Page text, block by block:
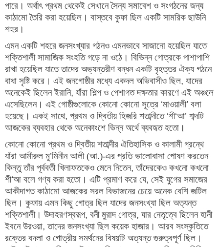
পারে। অর্থাৎ প্রথম থেকেই সেখানে সৈন্য সমাবেশ ও সংগঠনের জন্য
কাঠামো তৈরি করা হয়েছিল। বাস্তবে কুফা ছিল একটি সামরিক ছাউনি
শহর।
এমন একটি শহরে জনসংখ্যার গঠনও এমনভাবে সাজানো হয়েছিল যাতে
শক্তিশালী সামাজিক সংহতি গড়ে না ওঠে। বিভিন্ন গোত্রকে পাশাপাশি
রাখা হয়েছিল যাতে তাদের অভ্যন্তরীণ বন্ধন একটি বৃহত্তর ঐক্য গঠনে
বাধা সৃষ্টি করে। এই জনগোষ্ঠীর মধ্যে একদল অভিবাসীও ছিল, যাদের
অনেকেই ছিলেন ইরানি, যাঁরা শিল্প ও পেশাগত দক্ষতার কারণে এই অঞ্চলে
এসেছিলেন। এই গোষ্ঠীগুলোকে কোনো কোনো সূত্রে ‘মাওয়ালী’ বলা
হয়েছে। একই সাথে, প্রথম ও দ্বিতীয় হিজরি শতাব্দীতে ‘শী‘আ’ শব্দটি
আজকের ব্যবহার থেকে অনেকাংশে ভিন্ন অর্থে ব্যবহৃত হতো।
কোনো কোনো প্রথম ও দ্বিতীয় শতাব্দীর ঐতিহাসিক ও কালামী গ্রন্থে
যাঁরা আমীরুল মু’মিনীন আলী (আ.)-এর প্রতি ভালোবাসা পোষণ করতেন
কিন্তু তাঁর পূর্ববর্তী খিলাফতকেও মেনে নিতেন, তাঁদেরকেও কখনো কখনো
শী‘আ বলে গণ্য করা হতো। এটি প্রমাণ করে যে, সেই যুগের সমাজের
আকীদাগত কাঠামো আজকের সরল বিভাজনের চেয়ে অনেক বেশি জটিল
ছিল। কুফায় এমন কিছু গোত্র ছিল যাদের জনসংখ্যা ছিল অত্যন্ত
শক্তিশালী। উদাহরণস্বরূপ, বনী মুরাদ গোত্র, যার নেতৃত্বে ছিলেন হানী
ইবনে উরওয়া, তাদের জনসংখ্যা ছিল কয়েক হাজার। আরব সংস্কৃতিতে
রক্তের বদলা ও গোত্রীয় সমর্থনের বিষয়টি অত্যন্ত গুরুত্বপূর্ণ ছিল।